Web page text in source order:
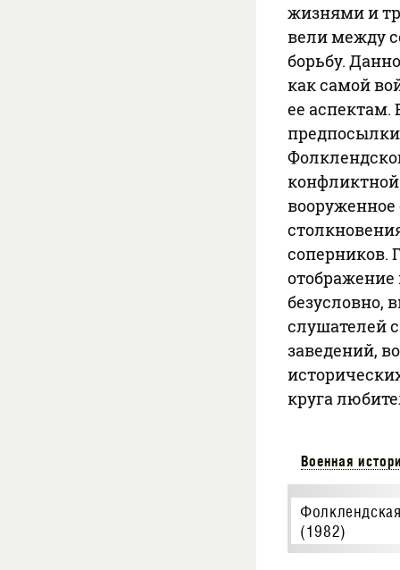
жизнями и
вели между
борьбу.
как самой
ее аспектам.
вооруженное
соперников.
безусловно,
слушателей
заведений,
круга
Военная
(1982)